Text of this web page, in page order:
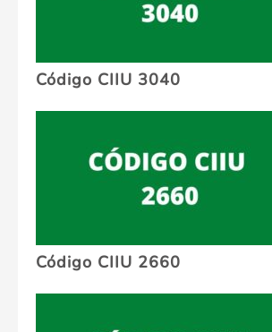
Código CIIU 3040
Código CIIU 2660